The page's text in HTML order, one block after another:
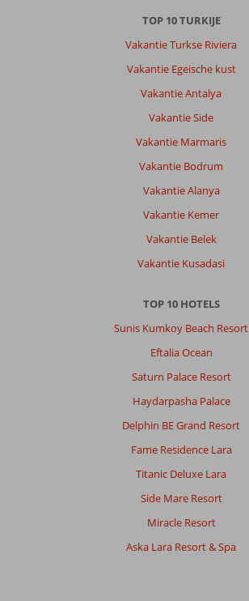
TOP 10 TURKIJE
Vakantie Turkse Riviera
Vakantie Egeische kust
Vakantie Antalya
Vakantie Side
Vakantie Marmaris
Vakantie Bodrum
Vakantie Alanya
Vakantie Kemer
Vakantie Belek
Vakantie Kusadasi
TOP 10 HOTELS
Sunis Kumkoy Beach Resort
Eftalia Ocean
Saturn Palace Resort
Haydarpasha Palace
Delphin BE Grand Resort
Fame Residence Lara
Titanic Deluxe Lara
Side Mare Resort
Miracle Resort
Aska Lara Resort & Spa